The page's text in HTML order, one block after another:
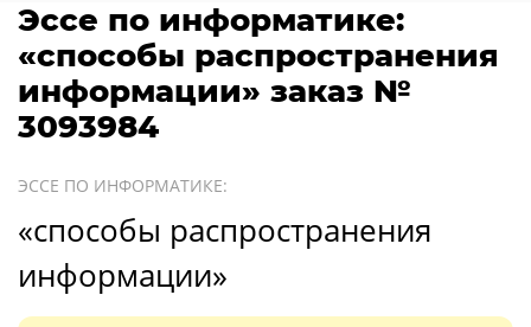
Эссе по информатике:
«способы распространения
информации» заказ №
3093984
ЭССЕ ПО ИНФОРМАТИКЕ:
«способы распространения
информации»